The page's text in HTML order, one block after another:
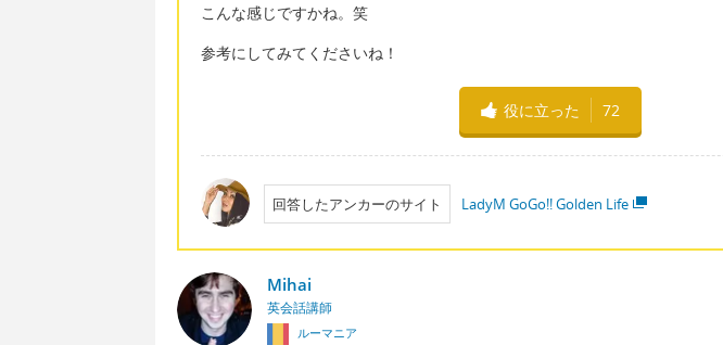
こんな感じですかね。笑
参考にしてみてくださいね！
役に立った 72
回答したアンカーのサイト LadyM GoGo!! Golden Life
Mihai
英会話講師
ルーマニア